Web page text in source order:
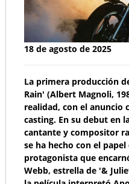
18 de agosto de 2025
La primera producción
Rain' (Albert Magnoli,
realidad, con el anuncio
casting. En su debut en
cantante y compositor
se ha hecho con el
protagonista que
Webb, estrella de '&